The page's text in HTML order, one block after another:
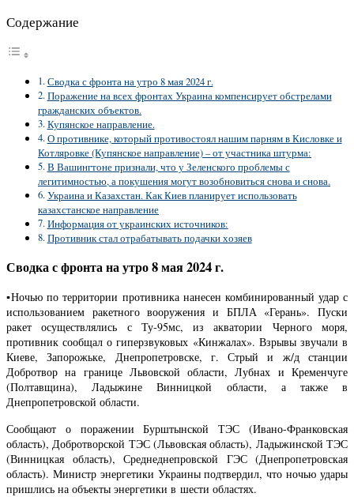
Содержание
Сводка с фронта на утро 8 мая 2024 г.
Поражение на всех фронтах Украина компенсирует обстрелами
гражданских объектов.
Купянское направление.
О противнике, который противостоял нашим парням в Кисловке и
Котляровке (Купянское направление) – от участника штурма:
В Вашингтоне признали, что у Зеленского проблемы с
легитимностью, а покушения могут возобновиться снова и снова.
Украина и Казахстан. Как Киев планирует использовать
казахстанское направление
Информация от украинских источников:
Противник стал отрабатывать подачки хозяев
Сводка с фронта на утро 8 мая 2024 г.
▪️Ночью по территории противника нанесен комбинированный удар с
использованием ракетного вооружения и БПЛА «Герань». Пуски
ракет осуществлялись с Ту-95мс, из акватории Черного моря,
противник сообщал о гиперзвуковых «Кинжалах». Взрывы звучали в
Киеве, Запорожьке, Днепропетровске, г. Стрый и ж/д станции
Добротвор на границе Львовской области, Лубнах и Кременчуге
(Полтавщина), Ладыжине Винницкой области, а также в
Днепропетровской области.
Сообщают о поражении Бурштынской ТЭС (Ивано-Франковская
область), Добротворской ТЭС (Львовская область), Ладыжинской ТЭС
(Винницкая область), Среднеднепровской ГЭС (Днепропетровская
область). Министр энергетики Украины подтвердил, что ночью удары
пришлись на объекты энергетики в шести областях.